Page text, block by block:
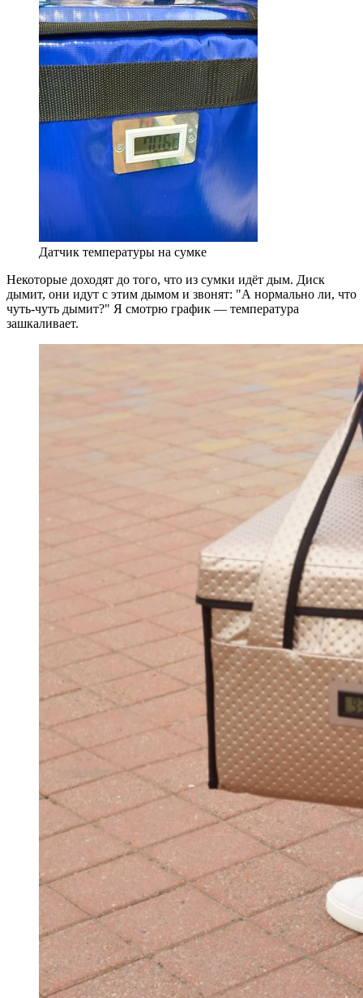
Датчик температуры на сумке
Некоторые доходят до того, что из сумки идёт дым. Диск
дымит, они идут с этим дымом и звонят: "А нормально ли, что
чуть-чуть дымит?" Я смотрю график — температура
зашкаливает.